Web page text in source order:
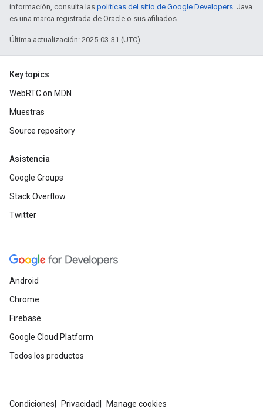
información, consulta las políticas del sitio de Google Developers. Java
es una marca registrada de Oracle o sus afiliados.
Última actualización: 2025-03-31 (UTC)
Key topics
WebRTC on MDN
Muestras
Source repository
Asistencia
Google Groups
Stack Overflow
Twitter
Android
Chrome
Firebase
Google Cloud Platform
Todos los productos
Condiciones Privacidad Manage cookies